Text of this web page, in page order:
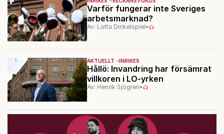
Varför fungerar inte Sveriges
arbetsmarknad?
Av: Lotta Dinkelspiel•
AKTUELLT INRIKES
Hållö: Invandring har försämrat
villkoren i LO-yrken
Av: Henrik Sjögren•